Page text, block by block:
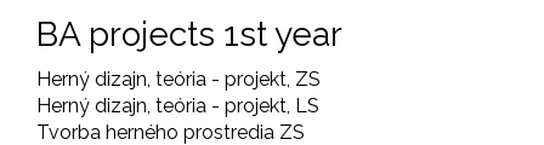
BA projects 1st year
Herný dizajn, teória - projekt, ZS
Herný dizajn, teória - projekt, LS
Tvorba herného prostredia ZS